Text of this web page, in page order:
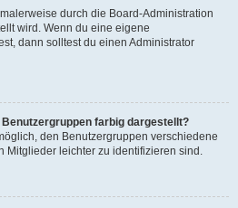
durch die Board-Administration
wird. Wenn du eine eigene
dann solltest du einen Administrator
farbig dargestellt?
den Benutzergruppen verschiedene
Mitglieder leichter zu identifizieren sind.